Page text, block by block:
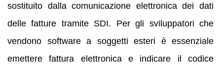
sostituito dalla comunicazione elettronica dei dati
delle fatture tramite SDI. Per gli sviluppatori che
vendono software a soggetti esteri è essenziale
emettere fattura elettronica e indicare il codice